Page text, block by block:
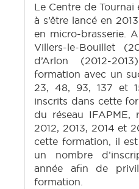
Le Centre de Tournai
à s’être lancé en
en micro-brasserie.
Villers-le-Bouillet
d’Arlon (2012-
formation avec un
23, 48, 93, 137 et
inscrits dans cette
du réseau IFAPME,
2012, 2013, 2014 et
cette formation, il
un nombre
année afin de
formation.